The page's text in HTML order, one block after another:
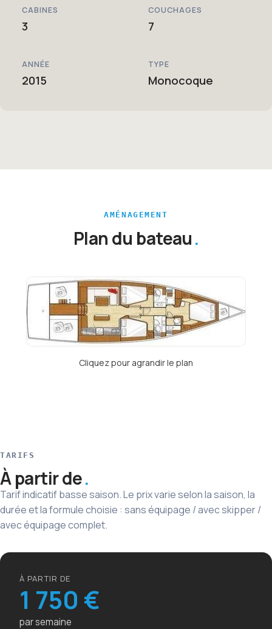
CABINES
3
COUCHAGES
7
ANNÉE
2015
TYPE
Monocoque
AMÉNAGEMENT
Plan du bateau
Cliquez pour agrandir le plan
TARIFS
À partir de
Tarif indicatif basse saison. Le prix varie selon la saison, la
durée et la formule choisie : sans équipage / avec skipper /
avec équipage complet.
À PARTIR DE
1 750 €
par semaine